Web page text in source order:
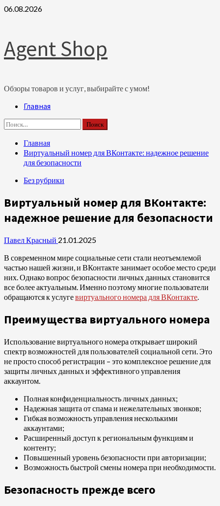
Перейти
06.08.2026
Agent Shop
Обзоры товаров и услуг, выбирайте с умом!
ОсновноеГлавная
Найти:
Главная
Виртуальный номер для ВКонтакте: надежное решение
для безопасности
Без рубрики
Виртуальный номер для ВКонтакте:
надежное решение для безопасности
Павел Красный 21.01.2025
В современном мире социальные сети стали неотъемлемой
частью нашей жизни, и ВКонтакте занимает особое место среди
них. Однако вопрос безопасности личных данных становится
все более актуальным. Именно поэтому многие пользователи
обращаются к услугевиртуального номера для ВКонтакте.
Преимущества виртуального номера
Использование виртуального номера открывает широкий
спектр возможностей для пользователей социальной сети. Это
не просто способ регистрации – это комплексное решение для
защиты личных данных и эффективного управления
аккаунтом.
Полная конфиденциальность личных данных;
Надежная защита от спама и нежелательных звонков;
Гибкая возможность управления несколькими
аккаунтами;
Расширенный доступ к региональным функциям и
контенту;
Повышенный уровень безопасности при авторизации;
Возможность быстрой смены номера при необходимости.
Безопасность прежде всего